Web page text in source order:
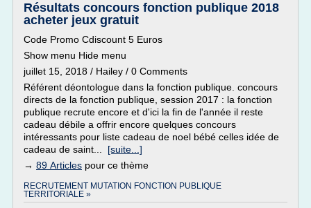
Résultats concours fonction publique 2018
acheter jeux gratuit
Code Promo Cdiscount 5 Euros
Show menu Hide menu
juillet 15, 2018 / Hailey / 0 Comments
Référent déontologue dans la fonction publique. concours
directs de la fonction publique, session 2017 : la fonction
publique recrute encore et d'ici la fin de l'année il reste
cadeau débile a offrir encore quelques concours
intéressants pour liste cadeau de noel bébé celles idée de
cadeau de saint... [suite...]
→ 89 Articles pour ce thème
RECRUTEMENT MUTATION FONCTION PUBLIQUE
TERRITORIALE »